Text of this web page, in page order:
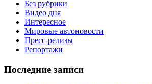
Без рубрики
Видео дня
Интересное
Мировые автоновости
Пресс-релизы
Репортажи
Последние записи